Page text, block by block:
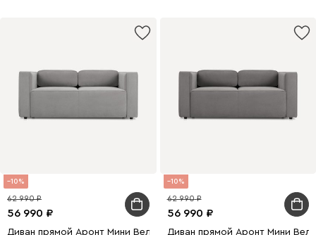
10
56 990
62 990
Диван прямой Аронт Мини Велюр Светло-серый
10
56 990
62 990
Диван прямой Аронт Мини